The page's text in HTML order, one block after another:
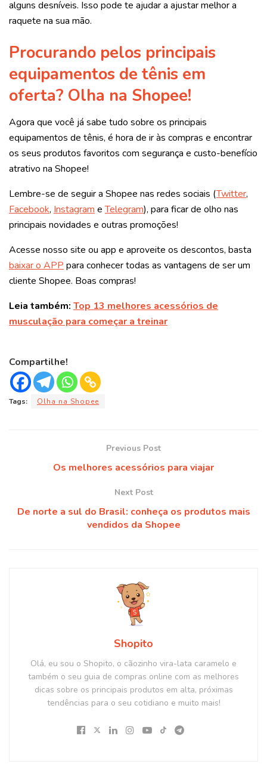
alguns desníveis. Isso pode te ajudar a ajustar melhor a
raquete na sua mão.
Procurando pelos principais
equipamentos de tênis em
oferta? Olha na Shopee!
Agora que você já sabe tudo sobre os principais
equipamentos de tênis, é hora de ir às compras e encontrar
os seus produtos favoritos com segurança e custo-benefício
atrativo na Shopee!
Lembre-se de seguir a Shopee nas redes sociais (Twitter,
Facebook, Instagram eTelegram), para ficar de olho nas
principais novidades e outras promoções!
Acesse nosso site ou app e aproveite os descontos, basta
baixar o APP para conhecer todas as vantagens de ser um
cliente Shopee. Boas compras!
Leia também: Top 13 melhores acessórios de
musculação para começar a treinar
Compartilhe!
Tags: Olha na Shopee
Previous Post
Os melhores acessórios para viajar
Next Post
De norte a sul do Brasil: conheça os produtos mais
vendidos da Shopee
Shopito
Olá, eu sou o Shopito, o cãozinho vira-lata caramelo e
também o seu guia de compras online com as melhores
dicas sobre os principais produtos em alta, próximas
tendências para o seu cotidiano e muito mais!